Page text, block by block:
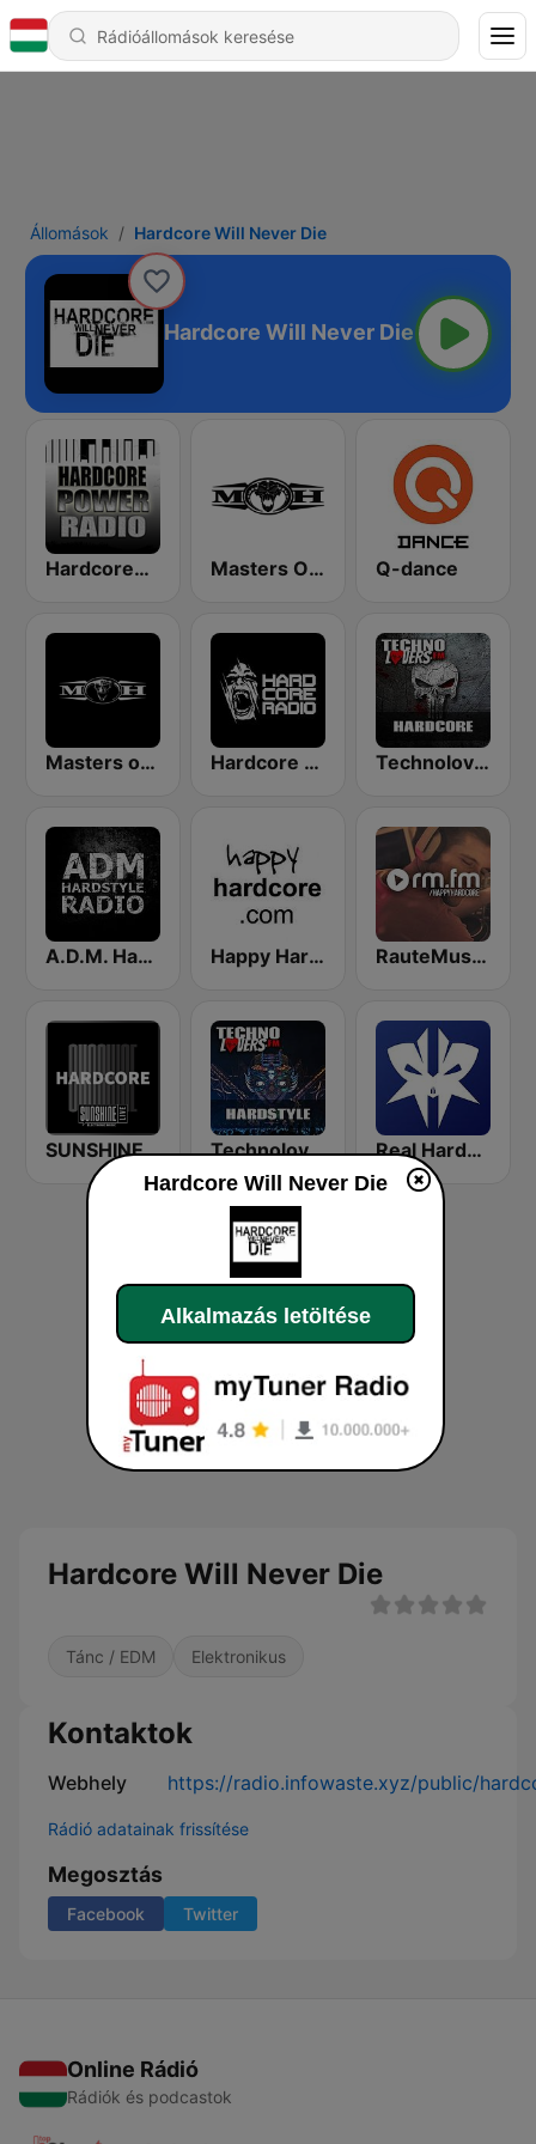
Állomások Hardcore Will Never Die
Hardcore Will Never Die
HardcorePower Radio Masters Of Hardcore Q-dance
Masters of Hardcore Hardcore Radio Technolovers - HARDCORE
A.D.M. Hardstyle Radio Happy Hardcore Radio RauteMusik Happy Hardcore
SUNSHINE LIVE - Hardcore Technolovers - HARDSTYLE Real Hardstyle
Hardcore Will Never Die
Tánc / EDM Elektronikus
Kontaktok
Webhely https://radio.infowaste.xyz/public/
Rádió adatainak frissítése
Megosztás
Facebook Twitter
Online Rádió
Rádiók és podcastok
Hardcore Will Never Die
Alkalmazás letöltése